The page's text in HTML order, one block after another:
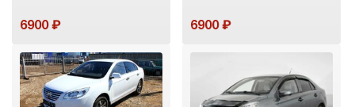
6900 6900